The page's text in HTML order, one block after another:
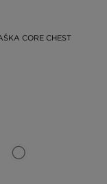
CORE CHEST